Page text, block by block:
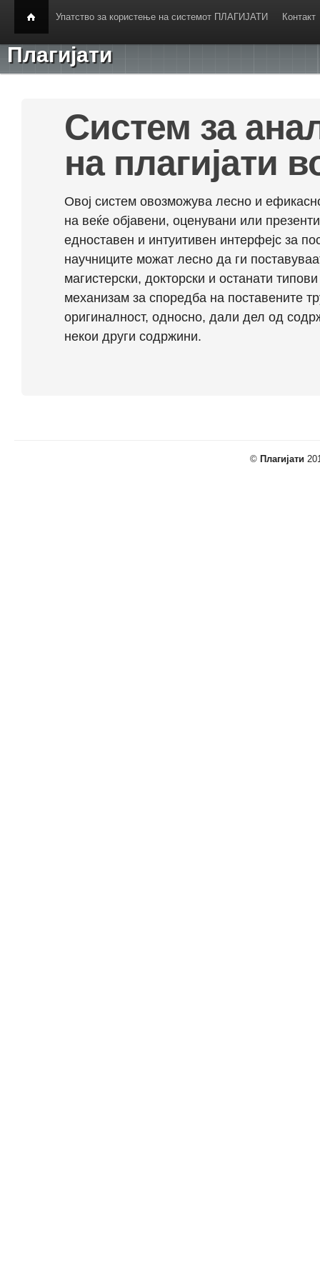
Упатство за користење на системот ПЛАГИЈАТИ Контакт
Плагијати
Систем за
на плагијати
Овој систем овозможува лесно и
на веќе објавени, оценувани или
едноставен и интуитивен интерфејс за
научниците можат лесно да ги
магистерски, докторски и останати
механизам за споредба на поставените
оригиналност, односно, дали дел од
некои други содржини.
© Плагијати